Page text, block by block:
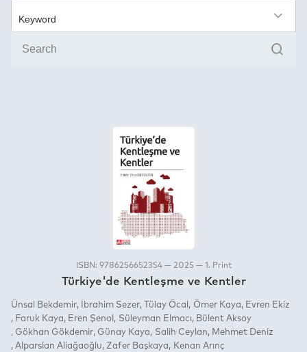
Off-Campus Access
FAQ
ISBN: 9786256652354 — 2025 — 1. Print
Türkiye'de Kentleşme ve Kentler
Ünsal Bekdemir İbrahim Sezer Tülay Öcal Ömer Kaya
Evren Ekiz
Faruk Kaya
Eren Şenol Süleyman Elmacı
Bülent Aksoy
Gökhan Gökdemir Günay Kaya Salih Ceylan
Mehmet Deniz
Alparslan Aliağaoğlu Zafer Başkaya
Kenan Arınç